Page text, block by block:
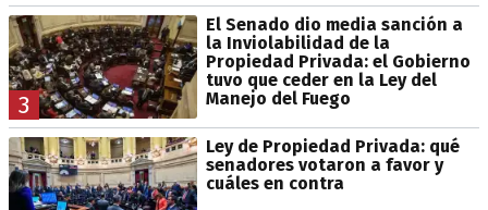
3
El Senado dio media sanción a
la Inviolabilidad de la
Propiedad Privada: el Gobierno
tuvo que ceder en la Ley del
Manejo del Fuego
Ley de Propiedad Privada: qué
senadores votaron a favor y
cuáles en contra